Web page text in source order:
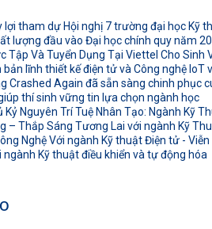
lợi tham dự Hội nghị 7 trường đại học Kỹ
lượng đầu vào Đại học chính quy năm
Tập Và Tuyển Dụng Tại Viettel Cho Sinh
lĩnh thiết kế điện tử và Công nghệ IoT
Crashed Again đã sẵn sàng chinh phục
thí sinh vững tin lựa chọn ngành học
Kỷ Nguyên Trí Tuệ Nhân Tạo: Ngành Kỹ
– Thắp Sáng Tương Lai với ngành Kỹ
Nghệ Với ngành Kỹ thuật Điện tử -
Kỹ thuật điều khiển và tự động hóa